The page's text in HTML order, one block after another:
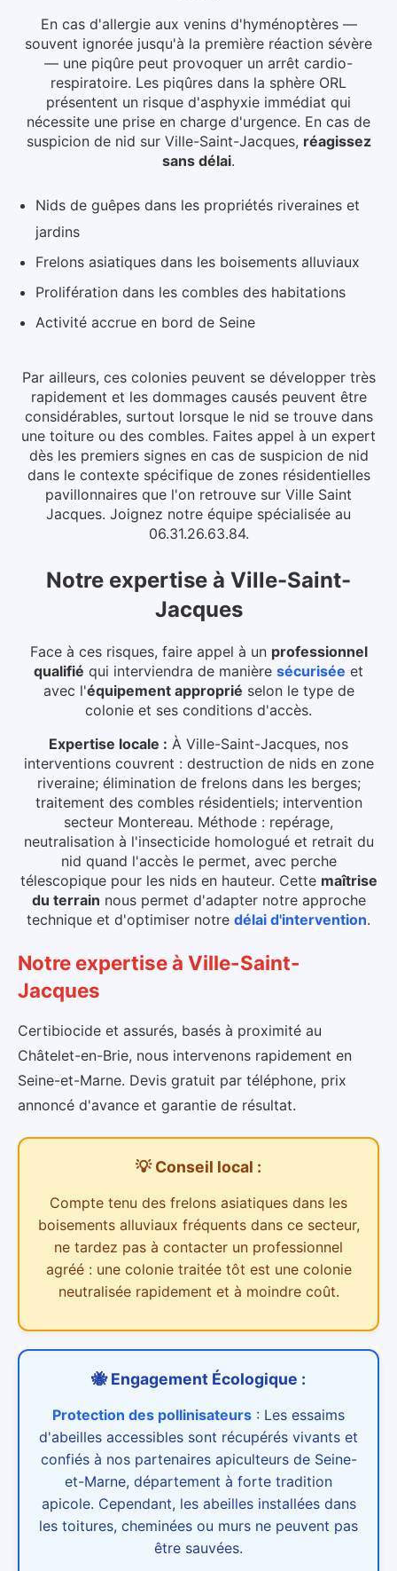
En cas d'allergie aux venins d'hyménoptères —
souvent ignorée jusqu'à la première réaction sévère
— une piqûre peut provoquer un arrêt cardio-
respiratoire. Les piqûres dans la sphère ORL
présentent un risque d'asphyxie immédiat qui
nécessite une prise en charge d'urgence. En cas de
suspicion de nid sur Ville-Saint-Jacques, réagissez
sans délai.
Nids de guêpes dans les propriétés riveraines et
jardins
Frelons asiatiques dans les boisements alluviaux
Prolifération dans les combles des habitations
Activité accrue en bord de Seine
Par ailleurs, ces colonies peuvent se développer très
rapidement et les dommages causés peuvent être
considérables, surtout lorsque le nid se trouve dans
une toiture ou des combles. Faites appel à un expert
dès les premiers signes en cas de suspicion de nid
dans le contexte spécifique de zones résidentielles
pavillonnaires que l'on retrouve sur Ville Saint
Jacques. Joignez notre équipe spécialisée au
06.31.26.63.84.
Notre expertise à Ville-Saint-
Jacques
Face à ces risques, faire appel à un professionnel
qualifié qui interviendra de manière sécurisée et
avec l'équipement approprié selon le type de
colonie et ses conditions d'accès.
Expertise locale : À Ville-Saint-Jacques, nos
interventions couvrent : destruction de nids en zone
riveraine; élimination de frelons dans les berges;
traitement des combles résidentiels; intervention
secteur Montereau. Méthode : repérage,
neutralisation à l'insecticide homologué et retrait du
nid quand l'accès le permet, avec perche
télescopique pour les nids en hauteur. Cette maîtrise
du terrain nous permet d'adapter notre approche
technique et d'optimiser notre délai d'intervention.
Notre expertiseà Ville-Saint-
Jacques
Certibiocide et assurés, basés à proximité au
Châtelet-en-Brie, nous intervenons rapidement en
Seine-et-Marne. Devis gratuit par téléphone, prix
annoncé d'avance et garantie de résultat.
💡 Conseil local :
Compte tenu des frelons asiatiques dans les
boisements alluviaux fréquents dans ce secteur,
ne tardez pas à contacter un professionnel
agréé : une colonie traitée tôt est une colonie
neutralisée rapidement et à moindre coût.
🐝 Engagement Écologique :
Protection des pollinisateurs : Les essaims
d'abeilles accessibles sont récupérés vivants et
confiés à nos partenaires apiculteurs de Seine-
et-Marne, département à forte tradition
apicole. Cependant, les abeilles installées dans
les toitures, cheminées ou murs ne peuvent pas
être sauvées.